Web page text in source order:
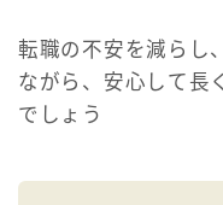
転職の不安を減らし
ながら、安心して長
でしょう